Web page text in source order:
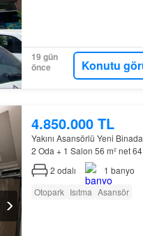
19 gün
önce
Konutu
4.850.000 TL
Yakını Asansörlü Yeni Binada
2 Oda + 1 Salon 56 m² net
kuruluşlarına yakın Günlük
2 odalı 1 banyo
Otopark Isıtma Asansör